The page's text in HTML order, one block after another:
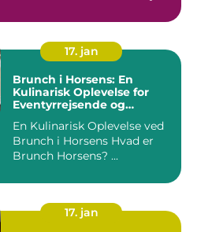
17. jan
Brunch i Horsens: En
Kulinarisk Oplevelse for
Eventyrrejsende og
En Kulinarisk Oplevelse ved
Brunch i Horsens Hvad er
Brunch Horsens? ...
17. jan